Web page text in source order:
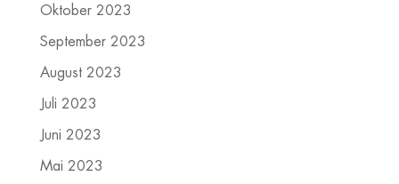
Oktober 2023
September 2023
August 2023
Juli 2023
Juni 2023
Mai 2023